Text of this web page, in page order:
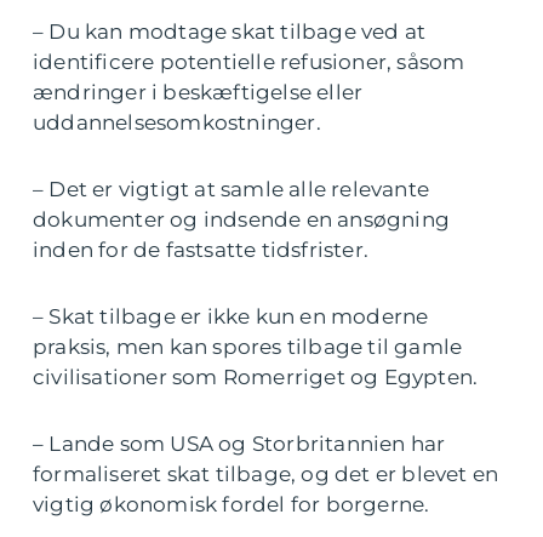
– Du kan modtage skat tilbage ved at
identificere potentielle refusioner, såsom
ændringer i beskæftigelse eller
uddannelsesomkostninger.
– Det er vigtigt at samle alle relevante
dokumenter og indsende en ansøgning
inden for de fastsatte tidsfrister.
– Skat tilbage er ikke kun en moderne
praksis, men kan spores tilbage til gamle
civilisationer som Romerriget og Egypten.
– Lande som USA og Storbritannien har
formaliseret skat tilbage, og det er blevet en
vigtig økonomisk fordel for borgerne.